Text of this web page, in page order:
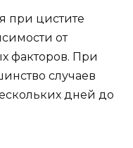
при цистите
от
факторов. При
случаев
дней до